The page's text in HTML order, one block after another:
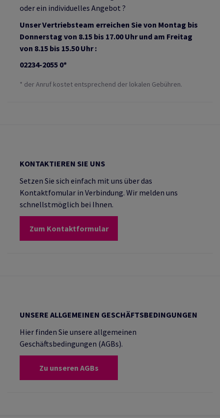
oder ein individuelles Angebot ?
Unser Vertriebsteam erreichen Sie von Montag bis
Donnerstag von 8.15 bis 17.00 Uhr und am Freitag
von 8.15 bis 15.50 Uhr :
02234-2055 0*
* der Anruf kostet entsprechend der lokalen Gebühren.
KONTAKTIEREN SIE UNS
Setzen Sie sich einfach mit uns über das
Kontaktfomular in Verbindung. Wir melden uns
schnellstmöglich bei Ihnen.
Zum Kontaktformular
UNSERE ALLGEMEINEN GESCHÄFTSBEDINGUNGEN
Hier finden Sie unsere allgemeinen
Geschäftsbedingungen (AGBs).
Zu unseren AGBs